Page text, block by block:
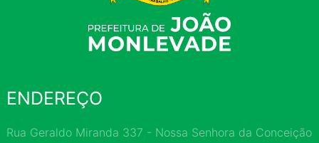
ENDEREÇO
Rua Geraldo Miranda 337 - Nossa Senhora da Conceição